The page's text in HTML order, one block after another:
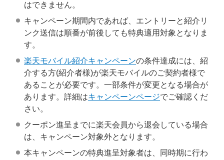
はできません。
キャンペーン期間内であれば、エントリーと紹介リ
ンク送信は順番が前後しても特典適用対象となりま
す。
楽天モバイル紹介キャンペーンの条件達成には、紹
介する方(紹介者様)が楽天モバイルのご契約者様で
あることが必要です。一部条件が変更となる場合が
あります。詳細はキャンペーンページでご確認くだ
さい。
クーポン進呈までに楽天会員から退会している場合
は、キャンペーン対象外となります。
本キャンペーンの特典進呈対象者は、同時期に行わ